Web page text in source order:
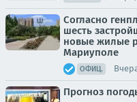
Согласно
шесть
новые жилые
Мариуполе
ОФИЦ.
Прогноз